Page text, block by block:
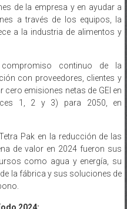
a la industria de alimentos y
continuo de la
emisiones netas de GEI en
1, 2 y 3) para 2050, en
Pak en la reducción de las
como agua y energía, su
la fábrica y sus soluciones de
2024:
2024 se recolectaron y